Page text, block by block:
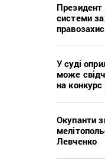
Президент
системи
У суді
може
на
Окупанти
Левченко